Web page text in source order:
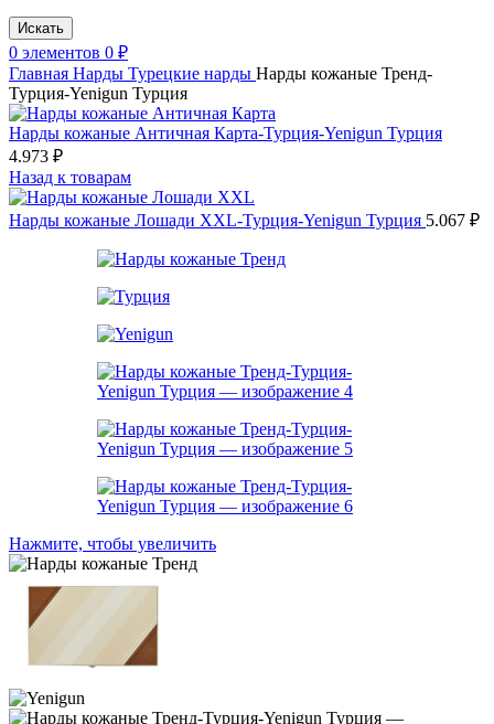
Искать
0 элементов 0 ₽
Главная Нарды Турецкие нарды Нарды кожаные Тренд-
Турция-Yenigun Турция
Нарды кожаные Античная Карта-Турция-Yenigun Турция
4.973 ₽
Назад к товарам
Нарды кожаные Лошади XXL-Турция-Yenigun Турция 5.067 ₽
Нажмите, чтобы увеличить